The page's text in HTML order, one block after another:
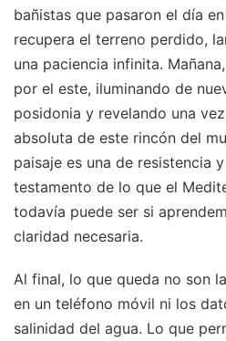
bañistas que pasaron el día
recupera el terreno perdido,
una paciencia infinita.
por el este, iluminando de
posidonia y revelando una
absoluta de este rincón del
paisaje es una de resistencia
testamento de lo que el
todavía puede ser si
claridad necesaria.
Al final, lo que queda no son
en un teléfono móvil ni los
salinidad del agua. Lo que